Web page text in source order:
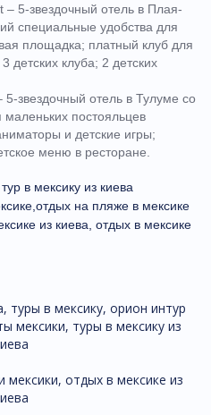
5-звездочный отель в Плая-
специальные удобства для
площадка; платный клуб для
детских клуба; 2 детских
звездочный отель в Тулуме со
постояльцев
и детские игры;
меню в ресторане.